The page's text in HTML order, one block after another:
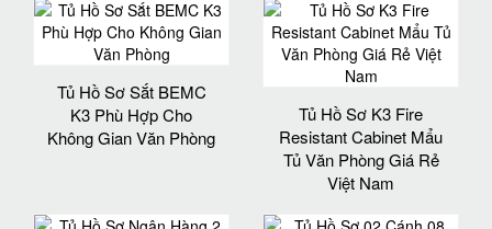
Tủ Hồ Sơ Sắt BEMC
K3 Phù Hợp Cho
Không Gian Văn Phòng
Tủ Hồ Sơ K3 Fire
Resistant Cabinet Mẩu
Tủ Văn Phòng Giá Rẻ
Việt Nam